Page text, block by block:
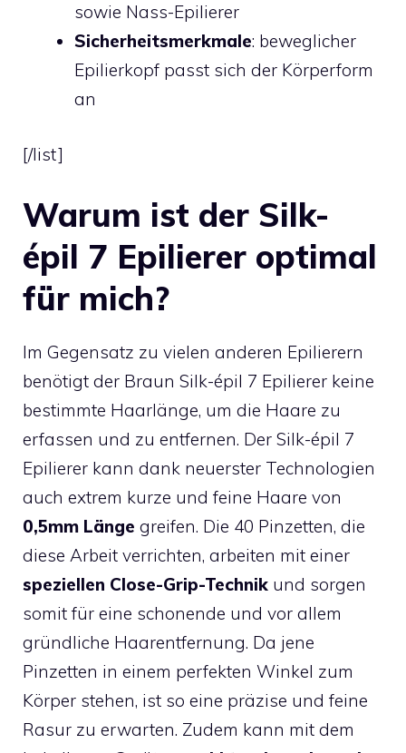
sowie Nass-Epilierer
Sicherheitsmerkmale: beweglicher
Epilierkopf passt sich der Körperform
an
[/list]
Warum ist der Silk-
épil 7 Epilierer optimal
für mich?
Im Gegensatz zu vielen anderen Epilierern
benötigt der Braun Silk-épil 7 Epilierer keine
bestimmte Haarlänge, um die Haare zu
erfassen und zu entfernen. Der Silk-épil 7
Epilierer kann dank neuerster Technologien
auch extrem kurze und feine Haare von
0,5mm Länge greifen. Die 40 Pinzetten, die
diese Arbeit verrichten, arbeiten mit einer
speziellen Close-Grip-Technik und sorgen
somit für eine schonende und vor allem
gründliche Haarentfernung. Da jene
Pinzetten in einem perfekten Winkel zum
Körper stehen, ist so eine präzise und feine
Rasur zu erwarten. Zudem kann mit dem